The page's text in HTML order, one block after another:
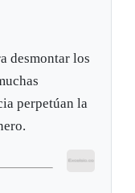
desmontar los
perpetúan la